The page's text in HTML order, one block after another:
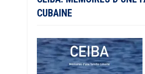
CUBAINE